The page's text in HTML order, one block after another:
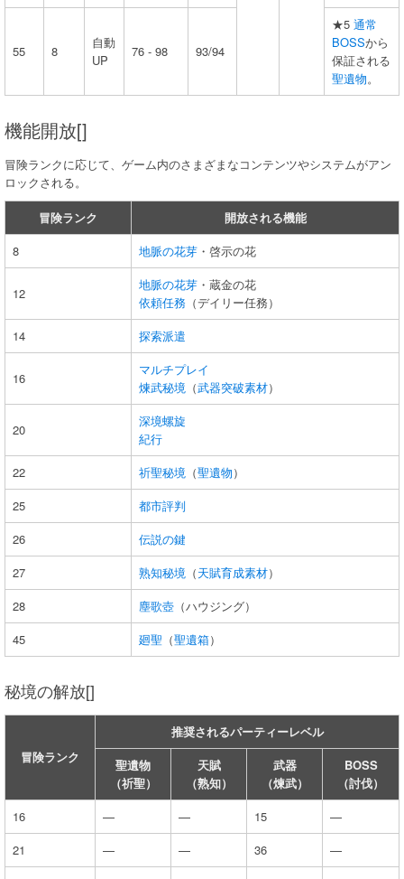
55 8
自動
UP
76 - 98 93/94
★5 通常
BOSSから
保証される
聖遺物。
機能開放[]
冒険ランクに応じて、ゲーム内のさまざまなコンテンツやシステムがアン
ロックされる。
冒険ランク
開放される機能
8
地脈の花芽 ・啓示の花
12
地脈の花芽 ・蔵金の花
依頼任務 （デイリー任務）
14
探索派遣
16
マルチプレイ
煉武秘境 （武器突破素材）
20
深境螺旋
紀行
22
祈聖秘境 （聖遺物）
25
都市評判
26
伝説の鍵
27
熟知秘境 （天賦育成素材）
28
塵歌壺 （ハウジング）
45
廻聖 （聖遺箱）
秘境の解放[]
冒険ランク
推奨されるパーティーレベル
聖遺物
（祈聖）
天賦
（熟知）
武器
（煉武）
BOSS
（討伐）
16
— — 15
—
21
— — 36
—